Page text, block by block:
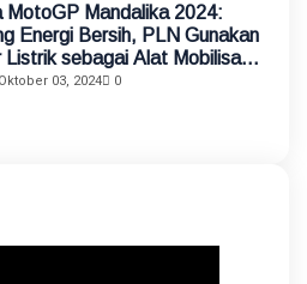
MotoGP Mandalika 2024:
Energi Bersih, PLN Gunakan
Listrik sebagai Alat Mobilisasi
03, 2024 0